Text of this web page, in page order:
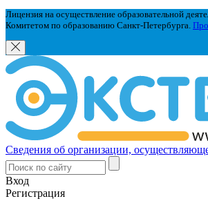
Лицензия на осуществление образовательной
Комитетом по образованию Санкт-Петербурга.
Сведения об организации,
Вход
Регистрация